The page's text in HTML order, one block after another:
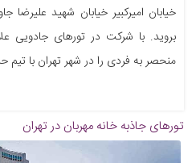
خیابان امیرکبیر خیابان شهید
بروید. با شرکت در تورهای جادویی
منحصر به فردی را در شهر تهران با تیم
تورهای جاذبه خانه مهربان در تهران